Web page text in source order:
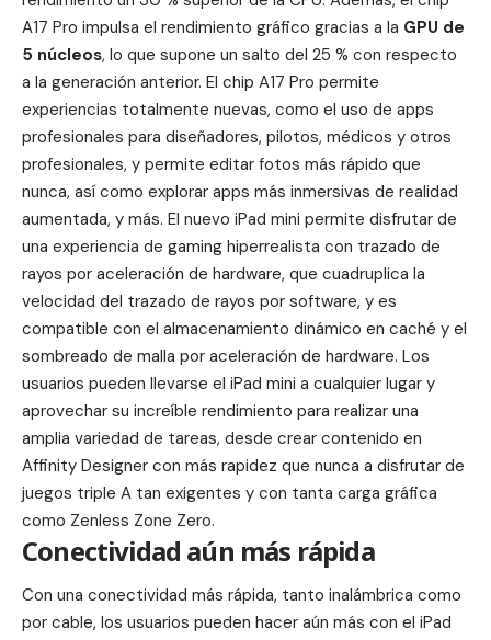
A17 Pro impulsa el rendimiento gráfico gracias a la GPU de
5 núcleos, lo que supone un salto del 25 % con respecto
a la generación anterior. El chip A17 Pro permite
experiencias totalmente nuevas, como el uso de apps
profesionales para diseñadores, pilotos, médicos y otros
profesionales, y permite editar fotos más rápido que
nunca, así como explorar apps más inmersivas de realidad
aumentada, y más. El nuevo iPad mini permite disfrutar de
una experiencia de gaming hiperrealista con trazado de
rayos por aceleración de hardware, que cuadruplica la
velocidad del trazado de rayos por software, y es
compatible con el almacenamiento dinámico en caché y el
sombreado de malla por aceleración de hardware. Los
usuarios pueden llevarse el iPad mini a cualquier lugar y
aprovechar su increíble rendimiento para realizar una
amplia variedad de tareas, desde crear contenido en
Affinity Designer con más rapidez que nunca a disfrutar de
juegos triple A tan exigentes y con tanta carga gráfica
como Zenless Zone Zero.
Conectividad aún más rápida
Con una conectividad más rápida, tanto inalámbrica como
por cable, los usuarios pueden hacer aún más con el iPad